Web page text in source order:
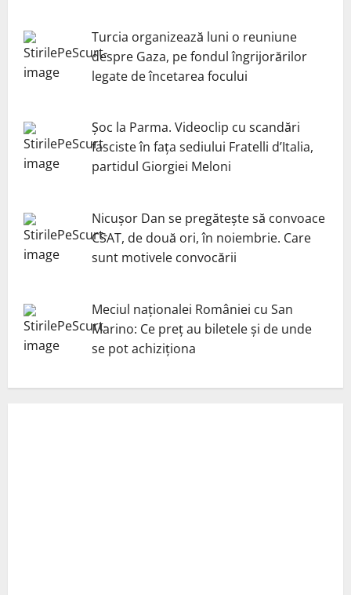
Turcia organizează luni o reuniune
despre Gaza, pe fondul îngrijorărilor
legate de încetarea focului
Șoc la Parma. Videoclip cu scandări
fasciste în fața sediului Fratelli d’Italia,
partidul Giorgiei Meloni
Nicuşor Dan se pregăteşte să convoace
CSAT, de două ori, în noiembrie. Care
sunt motivele convocării
Meciul naționalei României cu San
Marino: Ce preț au biletele și de unde
se pot achiziționa